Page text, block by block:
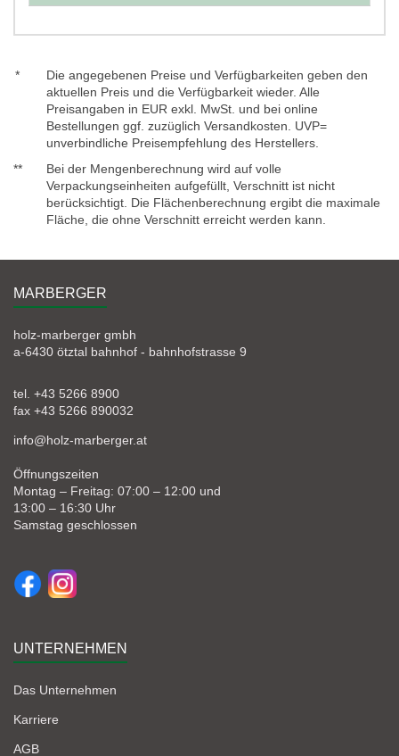
*
Die angegebenen Preise und Verfügbarkeiten geben den
aktuellen Preis und die Verfügbarkeit wieder. Alle
Preisangaben in EUR exkl. MwSt. und bei online
Bestellungen ggf. zuzüglich Versandkosten. UVP=
unverbindliche Preisempfehlung des Herstellers.
**
Bei der Mengenberechnung wird auf volle
Verpackungseinheiten aufgefüllt, Verschnitt ist nicht
berücksichtigt. Die Flächenberechnung ergibt die maximale
Fläche, die ohne Verschnitt erreicht werden kann.
MARBERGER
holz-marberger gmbh
a-6430 ötztal bahnhof - bahnhofstrasse 9
tel. +43 5266 8900
fax +43 5266 890032
info@holz-marberger.at
Öffnungszeiten
Montag – Freitag: 07:00 – 12:00 und
13:00 – 16:30 Uhr
Samstag geschlossen
UNTERNEHMEN
Das Unternehmen
Karriere
AGB